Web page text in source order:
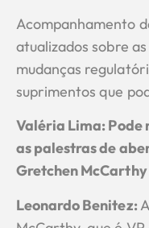
Acompanhamento
atualizados sobre
mudanças
suprimentos que
Valéria Lima: Pode
as palestras de
Gretchen
Leonardo Benitez: